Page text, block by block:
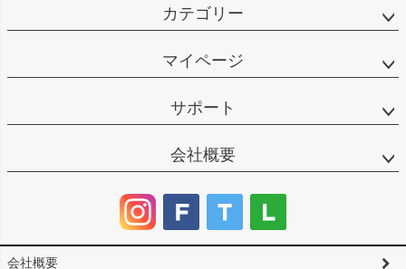
カテゴリー
マイページ
サポート
会社概要
会社概要